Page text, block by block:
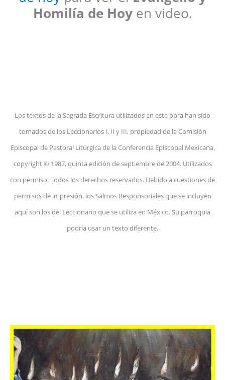
Homilía de Hoyen video.
Los textos de la Sagrada Escritura utilizados en esta obra han sido
tomados de los Leccionarios I, II y III, propiedad de la Comisión
Episcopal de Pastoral Litúrgica de la Conferencia Episcopal Mexicana,
copyright © 1987, quinta edición de septiembre de 2004. Utilizados
con permiso. Todos los derechos reservados. Debido a cuestiones de
permisos de impresión, los Salmos Responsoriales que se incluyen
aquí son los del Leccionario que se utiliza en México. Su parroquia
podría usar un texto diferente.